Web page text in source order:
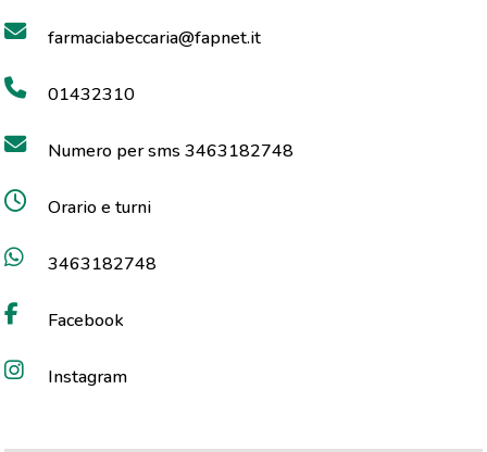
farmaciabeccaria@fapnet.it
01432310
Numero per sms 3463182748
Orario e turni
3463182748
Facebook
Instagram